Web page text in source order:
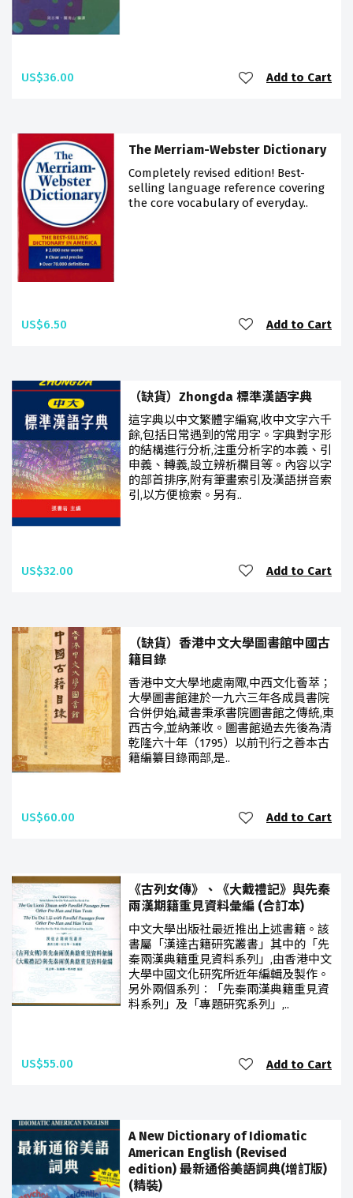
US$36.00 Add to Cart
The Merriam-Webster Dictionary
Completely revised edition! Best-
selling language reference covering
the core vocabulary of everyday..
US$6.50 Add to Cart
（缺貨）Zhongda 標準漢語字典
這字典以中文繁體字編寫,收中文字六千
餘,包括日常遇到的常用字。字典對字形
的結構進行分析,注重分析字的本義、引
申義、轉義,設立辨析欄目等。內容以字
的部首排序,附有筆畫索引及漢語拼音索
引,以方便檢索。另有..
US$32.00 Add to Cart
（缺貨）香港中文大學圖書館中國古
籍目錄
香港中文大學地處南陬,中西文化薈萃；
大學圖書館建於一九六三年各成員書院
合併伊始,藏書秉承書院圖書館之傳統,東
西古今,並納兼收。圖書館過去先後為清
乾隆六十年（1795）以前刊行之善本古
籍編纂目錄兩部,是..
US$60.00 Add to Cart
《古列女傳》、《大戴禮記》與先秦
兩漢期籍重見資料彙編 (合訂本)
中文大學出版社最近推出上述書籍。該
書屬「漢達古籍研究叢書」其中的「先
秦兩漢典籍重見資料系列」,由香港中文
大學中國文化研究所近年編輯及製作。
另外兩個系列︰「先秦兩漢典籍重見資
料系列」及「專題研究系列」,..
US$55.00 Add to Cart
A New Dictionary of Idiomatic
American English (Revised
edition) 最新通俗美語詞典(增訂版)
(精裝)